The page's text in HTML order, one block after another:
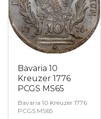
Bavaria 10
Kreuzer 1776
PCGS MS65
Bavaria 10 Kreuzer 1776
PCGS MS65